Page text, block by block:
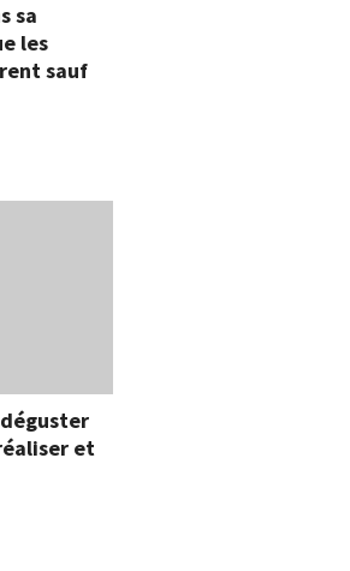
sa
les
sauf
et